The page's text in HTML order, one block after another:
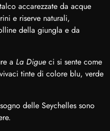
accarezzate da acque
e riserve naturali,
della giungla e da
a La Digue ci si sente come
tinte di colore blu, verde
delle Seychelles sono